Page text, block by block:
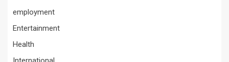
employment
Entertainment
Health